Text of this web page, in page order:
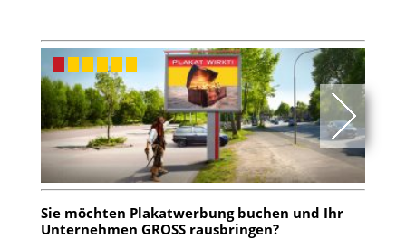
Sie möchten Plakatwerbung buchen und Ihr
Unternehmen GROSS rausbringen?